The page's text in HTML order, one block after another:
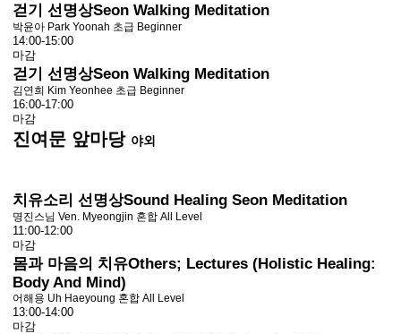
걷기 선명상Seon Walking Meditation
박윤아 Park Yoonah 초급 Beginner
14:00-15:00
마감
걷기 선명상Seon Walking Meditation
김연희 Kim Yeonhee 초급 Beginner
16:00-17:00
마감
진여문 앞마당 야외
치유소리 선명상Sound Healing Seon Meditation
명진스님 Ven. Myeongjin 혼합 All Level
11:00-12:00
마감
몸과 마음의 치유Others; Lectures (Holistic Healing:
Body And Mind)
어해용 Uh Haeyoung 혼합 All Level
13:00-14:00
마감